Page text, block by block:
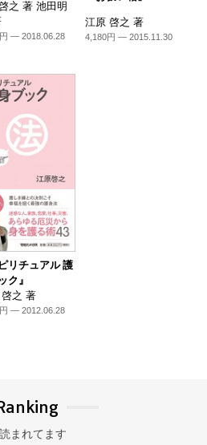
之 著 池田明
— 2018.06.28
江原 啓之 著
4,180円 — 2015.11.30
ピリチュアル 護
ク』
之 著
— 2012.06.28
まれてます